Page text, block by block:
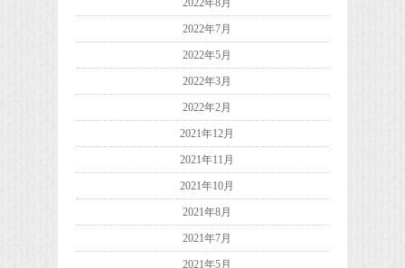
2022年8月
2022年7月
2022年5月
2022年3月
2022年2月
2021年12月
2021年11月
2021年10月
2021年8月
2021年7月
2021年5月